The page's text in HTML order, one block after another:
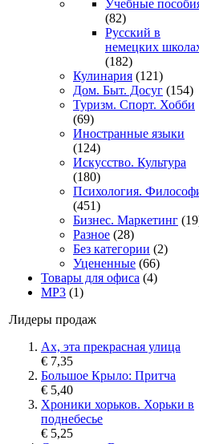
Учебные
(82)
Русский в
немецких
(182)
Кулинария (121)
Дом. Быт. Досуг (154)
Туризм. Спорт. Хобби
(69)
Иностранные языки
(124)
Искусство. Культура
(180)
Психология.
(451)
Бизнес. Маркетинг
Разное (28)
Без категории (2)
Уцененные (66)
Товары для офиса (4)
MP3 (1)
Лидеры продаж
Ах, эта прекрасная улица
€ 7,35
Большое Крыло: Притча
€ 5,40
Хроники хорьков. Хорьки в
поднебесье
€ 5,25